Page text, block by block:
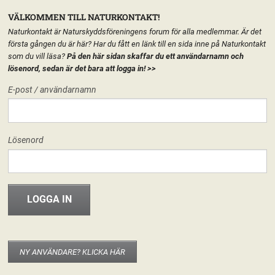
FORUM
FÖRENINGEN
SJ
VÄLKOMMEN TILL NATURKONTAKT!
Naturkontakt är Naturskyddsföreningens forum för alla medlemmar. Är det
första gången du är här? Har du fått en länk till en sida inne på Naturkontakt
som du vill läsa? På den här sidan skaffar du ett användarnamn och
lösenord, sedan är det bara att logga in!>>
E-post / användarnamn
Lösenord
NY ANVÄNDARE? KLICKA HÄR